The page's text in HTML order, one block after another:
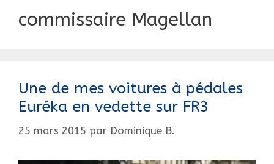
commissaire Magellan
Une de mes voitures à pédales
Euréka en vedette sur FR3
25 mars 2015 par Dominique B.